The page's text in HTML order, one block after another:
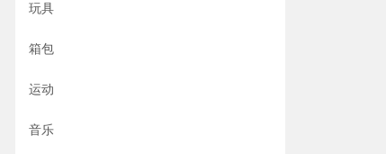
玩具
箱包
运动
音乐